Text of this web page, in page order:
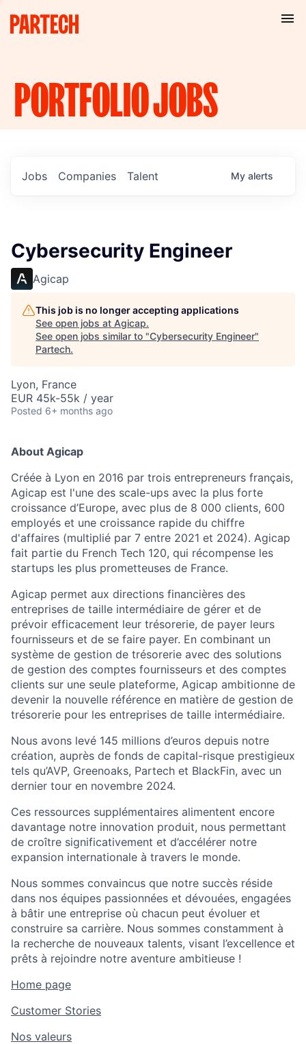
PORTFOLIOJOBS
Jobs Companies Talent My alerts
Cybersecurity Engineer
Agicap
This job is no longer accepting applications
See open jobs at Agicap.
See open jobs similar to "Cybersecurity Engineer"
Partech.
Lyon, France
EUR 45k-55k / year
Posted 6+ months ago
About Agicap
Créée à Lyon en 2016 par trois entrepreneurs français,
Agicap est l'une des scale-ups avec la plus forte
croissance d’Europe, avec plus de 8 000 clients, 600
employés et une croissance rapide du chiffre
d'affaires (multiplié par 7 entre 2021 et 2024). Agicap
fait partie du French Tech 120, qui récompense les
startups les plus prometteuses de France.
Agicap permet aux directions financières des
entreprises de taille intermédiaire de gérer et de
prévoir efficacement leur trésorerie, de payer leurs
fournisseurs et de se faire payer. En combinant un
système de gestion de trésorerie avec des solutions
de gestion des comptes fournisseurs et des comptes
clients sur une seule plateforme, Agicap ambitionne de
devenir la nouvelle référence en matière de gestion de
trésorerie pour les entreprises de taille intermédiaire.
Nous avons levé 145 millions d’euros depuis notre
création, auprès de fonds de capital-risque prestigieux
tels qu’AVP, Greenoaks, Partech et BlackFin, avec un
dernier tour en novembre 2024.
Ces ressources supplémentaires alimentent encore
davantage notre innovation produit, nous permettant
de croître significativement et d’accélérer notre
expansion internationale à travers le monde.
Nous sommes convaincus que notre succès réside
dans nos équipes passionnées et dévouées, engagées
à bâtir une entreprise où chacun peut évoluer et
construire sa carrière. Nous sommes constamment à
la recherche de nouveaux talents, visant l’excellence et
prêts à rejoindre notre aventure ambitieuse !
Home page
Customer Stories
Nos valeurs